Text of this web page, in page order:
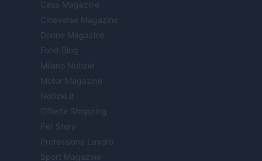
Casa Magazine
Cineverse Magazine
Donne Magazine
Food Blog
Milano Notizie
Motor Magazine
Notizie.it
Offerte Shopping
Pet Story
Professione Lavoro
Sport Magazine